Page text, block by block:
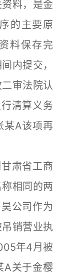
料，是金
的主要原
料保存完
内提交，
审法院认
清算义务
某A该项再
肃省工商
相同的两
公司作为
销营业执
年4月被
A关于金樱